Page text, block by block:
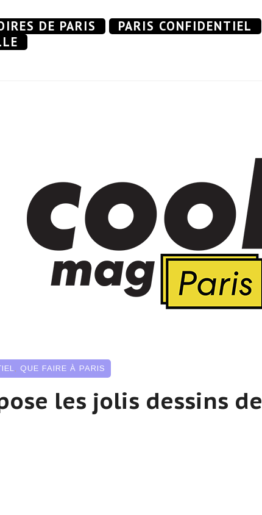
DE PARIS PARIS CONFIDENTIEL
QUE FAIRE À PARIS
les jolis dessins de